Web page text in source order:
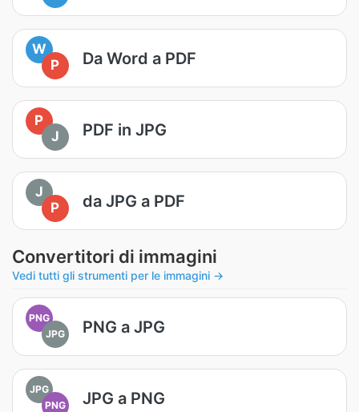
W
P
Da Word a PDF
P
J
PDF in JPG
J
P
da JPG a PDF
Convertitori di immagini
Vedi tutti gli strumenti per le immagini →
PNG
JPG
PNG a JPG
JPG
PNG
JPG a PNG